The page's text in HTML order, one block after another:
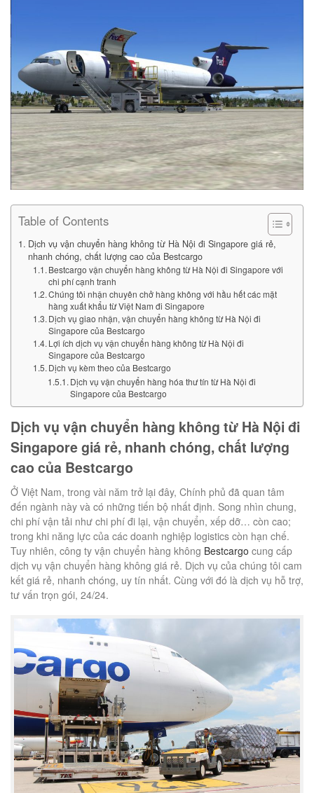
Table of Contents
Dịch vụ vận chuyển hàng không từ Hà Nội đi Singapore giá rẻ,
nhanh chóng, chất lượng cao của Bestcargo
Bestcargo vận chuyển hàng không từ Hà Nội đi Singapore với
chi phí cạnh tranh
Chúng tôi nhận chuyên chở hàng không với hầu hết các mặt
hàng xuất khẩu từ Việt Nam đi Singapore
Dịch vụ giao nhận, vận chuyển hàng không từ Hà Nội đi
Singapore của Bestcargo
Lợi ích dịch vụ vận chuyển hàng không từ Hà Nội đi
Singapore của Bestcargo
Dịch vụ kèm theo của Bestcargo
Dịch vụ vận chuyển hàng hóa thư tín từ Hà Nội đi
Singapore của Bestcargo
Dịch vụ vận chuyển hàng không từ Hà Nội đi
Singapore giá rẻ, nhanh chóng, chất lượng
cao của Bestcargo
Ở Việt Nam, trong vài năm trở lại đây, Chính phủ đã quan tâm
đến ngành này và có những tiến bộ nhất định. Song nhìn chung,
chi phí vận tải như chi phí đi lại, vận chuyển, xếp dỡ… còn cao;
trong khi năng lực của các doanh nghiệp logistics còn hạn chế.
Tuy nhiên, công ty vận chuyển hàng không Bestcargo cung cấp
dịch vụ vận chuyển hàng không giá rẻ. Dịch vụ của chúng tôi cam
kết giá rẻ, nhanh chóng, uy tín nhất. Cùng với đó là dịch vụ hỗ trợ,
tư vấn trọn gói, 24/24.